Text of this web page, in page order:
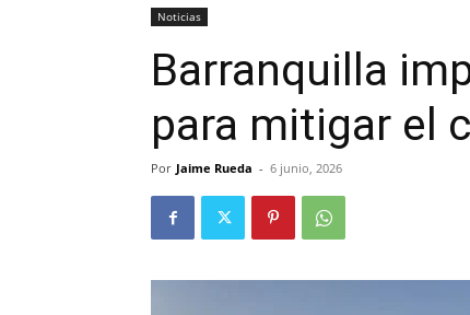
Noticias
Barranquilla
para mitigar el
Por Jaime Rueda - 6 junio, 2026